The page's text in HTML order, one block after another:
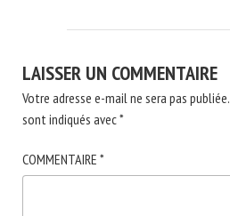
LAISSER UN COMMENTAIRE
Votre adresse e-mail ne sera pas publiée.
sont indiqués avec*
COMMENTAIRE *